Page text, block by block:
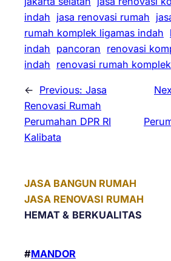
indah jasa renovasi rumah
rumah komplek ligamas indah
indah pancoran renovasi
indah renovasi rumah
← Previous: Jasa
Renovasi Rumah
Perumahan DPR RI
Kalibata
JASA BANGUN RUMAH
JASA RENOVASI RUMAH
HEMAT & BERKUALITAS
#MANDOR